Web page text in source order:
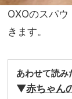
OXOのスパ
きます。
あわせて読み
▼赤ちゃん